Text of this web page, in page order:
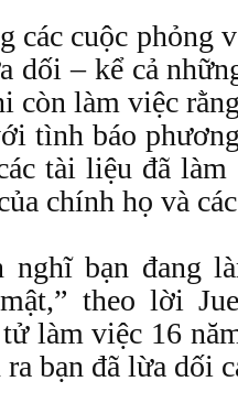
các cuộc phỏng
dối – kể cả
còn làm việc
tình báo
tài liệu đã làm
chính họ và
nghĩ bạn đang
theo lời
làm việc 16
ra bạn đã lừa dối